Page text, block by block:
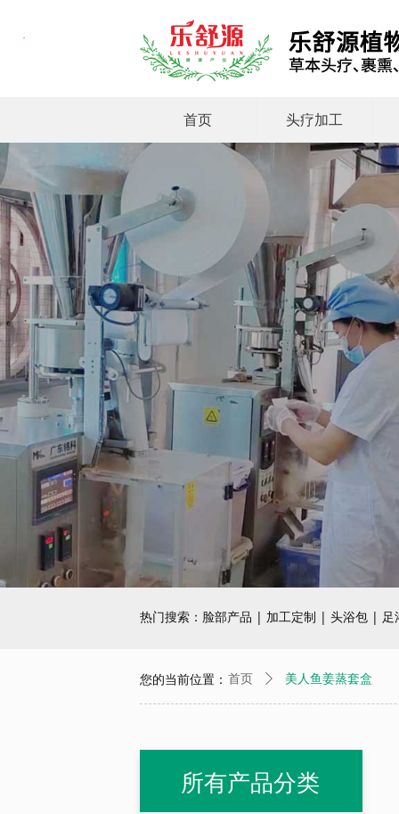
首页 头疗加工
您的当前位置： 首页 ꄲ 美人鱼姜蒸套盒
所有产品分类
热门搜索： 脸部产品 | 加工定制 | 头浴包| 足